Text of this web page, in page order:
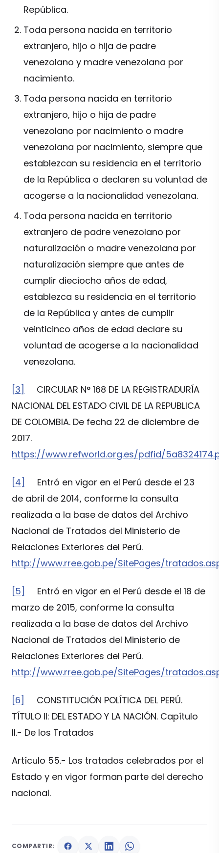
República.
Toda persona nacida en territorio
extranjero, hijo o hija de padre
venezolano y madre venezolana por
nacimiento.
Toda persona nacida en territorio
extranjero, hijo o hija de padre
venezolano por nacimiento o madre
venezolana por nacimiento, siempre que
establezcan su residencia en el territorio
de la República o declaren su voluntad de
acogerse a la nacionalidad venezolana.
Toda persona nacida en territorio
extranjero de padre venezolano por
naturalización o madre venezolana por
naturalización siempre que antes de
cumplir dieciocho años de edad,
establezca su residencia en el territorio
de la República y antes de cumplir
veinticinco años de edad declare su
voluntad de acogerse a la nacionalidad
venezolana.
[3]
CIRCULAR N° 168 DE LA REGISTRADURÍA
NACIONAL DEL ESTADO CIVIL DE LA REPUBLICA
DE COLOMBIA. De fecha 22 de diciembre de
2017.
https://www.refworld.org.es/pdfid/
[4]
Entró en vigor en el Perú desde el 23
de abril de 2014, conforme la consulta
realizada a la base de datos del Archivo
Nacional de Tratados del Ministerio de
Relaciones Exteriores del Perú.
http://www.rree.gob.pe/SitePages/
[5]
Entró en vigor en el Perú desde el 18 de
marzo de 2015, conforme la consulta
realizada a la base de datos del Archivo
Nacional de Tratados del Ministerio de
Relaciones Exteriores del Perú.
http://www.rree.gob.pe/SitePages/
[6]
CONSTITUCIÓN POLÍTICA DEL PERÚ.
TÍTULO II: DEL ESTADO Y LA NACIÓN. Capítulo
II.- De los Tratados
Artículo 55.- Los tratados celebrados por el
Estado y en vigor forman parte del derecho
nacional.
COMPARTIR: